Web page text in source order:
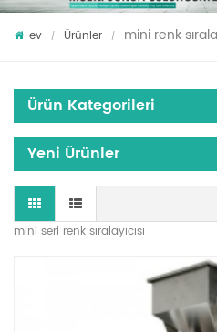
ev / Ürünler / mini renk
Ürün Kategorileri
Yeni Ürünler
mini seri renk sıralayıcısı